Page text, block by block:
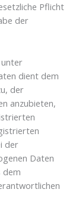
Pflicht
der
dient dem
der
anzubieten,
der
Daten
dem